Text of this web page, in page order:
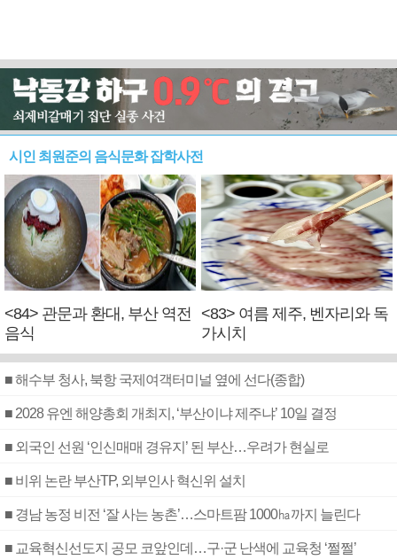
시인 최원준의 음식문화 잡학사전
<84> 관문과 환대, 부산 역전
음식
<83> 여름 제주, 벤자리와 독
가시치
■ 해수부 청사, 북항 국제여객터미널 옆에 선다(종합)
■ 2028 유엔 해양총회 개최지, ‘부산이냐 제주냐’ 10일 결정
■ 외국인 선원 ‘인신매매 경유지’ 된 부산…우려가 현실로
■ 비위 논란 부산TP, 외부인사 혁신위 설치
■ 경남 농정 비전 ‘잘 사는 농촌’…스마트팜 1000㏊까지 늘린다
■ 교육혁신선도지 공모 코앞인데…구·군 난색에 교육청 ‘쩔쩔’